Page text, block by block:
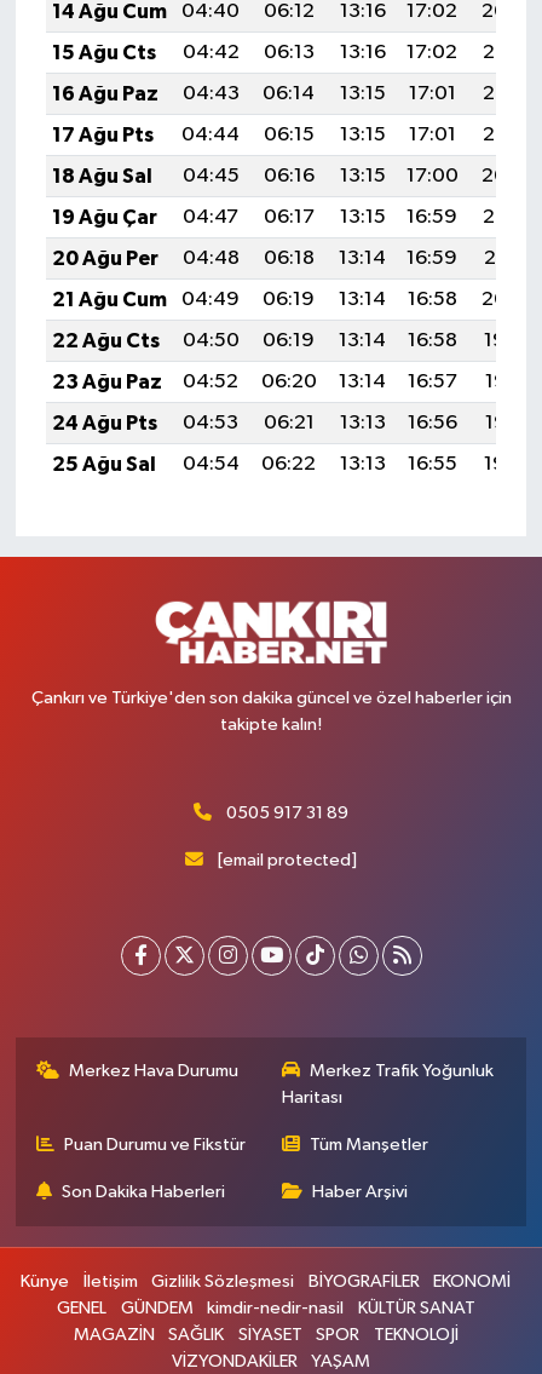
14 Ağu Cum
04:40 06:12 13:16 17:02
20:09
15 Ağu Cts
04:42 06:13 13:16 17:02
20:08
16 Ağu Paz
04:43 06:14 13:15 17:01
20:07
17 Ağu Pts
04:44 06:15 13:15 17:01
20:05
18 Ağu Sal
04:45 06:16 13:15 17:00
20:04
19 Ağu Çar
04:47 06:17 13:15 16:59
20:03
20 Ağu Per
04:48 06:18 13:14 16:59
20:01
21 Ağu Cum
04:49 06:19 13:14 16:58
20:00
22 Ağu Cts
04:50 06:19 13:14 16:58
19:59
23 Ağu Paz
04:52 06:20 13:14 16:57
19:57
24 Ağu Pts
04:53 06:21 13:13 16:56
19:56
25 Ağu Sal
04:54 06:22 13:13 16:55 19:54
Çankırı ve Türkiye'den son dakika güncel ve özel haberler için
takipte kalın!
0505 917 31 89
[email protected]
Merkez Hava Durumu
Merkez Trafik Yoğunluk
Haritası
Puan Durumu ve Fikstür Tüm Manşetler
Son Dakika Haberleri Haber Arşivi
Künye İletişim Gizlilik Sözleşmesi BİYOGRAFİLER
EKONOMİ
GENEL
GÜNDEM kimdir-nedir-nasil
KÜLTÜR SANAT
MAGAZİN
SAĞLIK SİYASET SPOR
TEKNOLOJİ
VİZYONDAKİLER
YAŞAM